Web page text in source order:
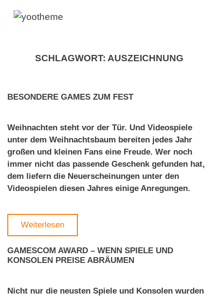
SCHLAGWORT: AUSZEICHNUNG
BESONDERE GAMES ZUM FEST
Weihnachten steht vor der Tür. Und Videospiele
unter dem Weihnachtsbaum bereiten jedes Jahr
großen und kleinen Fans eine Freude. Wer noch
immer nicht das passende Geschenk gefunden hat,
dem liefern die Neuerscheinungen unter den
Videospielen diesen Jahres einige Anregungen.
Weiterlesen
GAMESCOM AWARD – WENN SPIELE UND
KONSOLEN PREISE ABRÄUMEN
Nicht nur die neusten Spiele und Konsolen wurden